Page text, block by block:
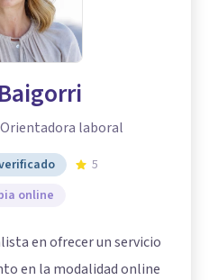
laboral
5
online
en ofrecer un servicio
en la modalidad online